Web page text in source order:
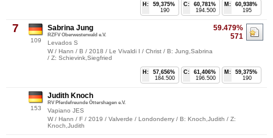
M:
60,938%
195
C:
60,781%
194.500
H:
59,375%
190
7
109
59.479%
571
Sabrina Jung
RZFV Oberwesterwald e.V.
Levados S
W / Hann / B / 2018 / Le Vivaldi I / Christ / B: Jung,Sabrina
/ Z: Schievink,Siegfried
M:
59,375%
190
C:
61,406%
196.500
H:
57,656%
184.500
153
Judith Knoch
RV Pferdefreunde Öttershagen e.V.
Vapiano JES
W / Hann / F / 2019 / Valverde / Londonderry / B: Knoch,Judith / Z:
Knoch,Judith